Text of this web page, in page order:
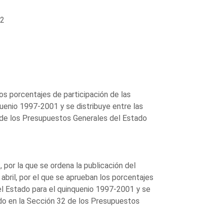
porcentajes de participación de las
1997-2001 y se distribuye entre las
los Presupuestos Generales del Estado
la que se ordena la publicación del
por el que se aprueban los porcentajes
para el quinquenio 1997-2001 y se
en la Sección 32 de los Presupuestos